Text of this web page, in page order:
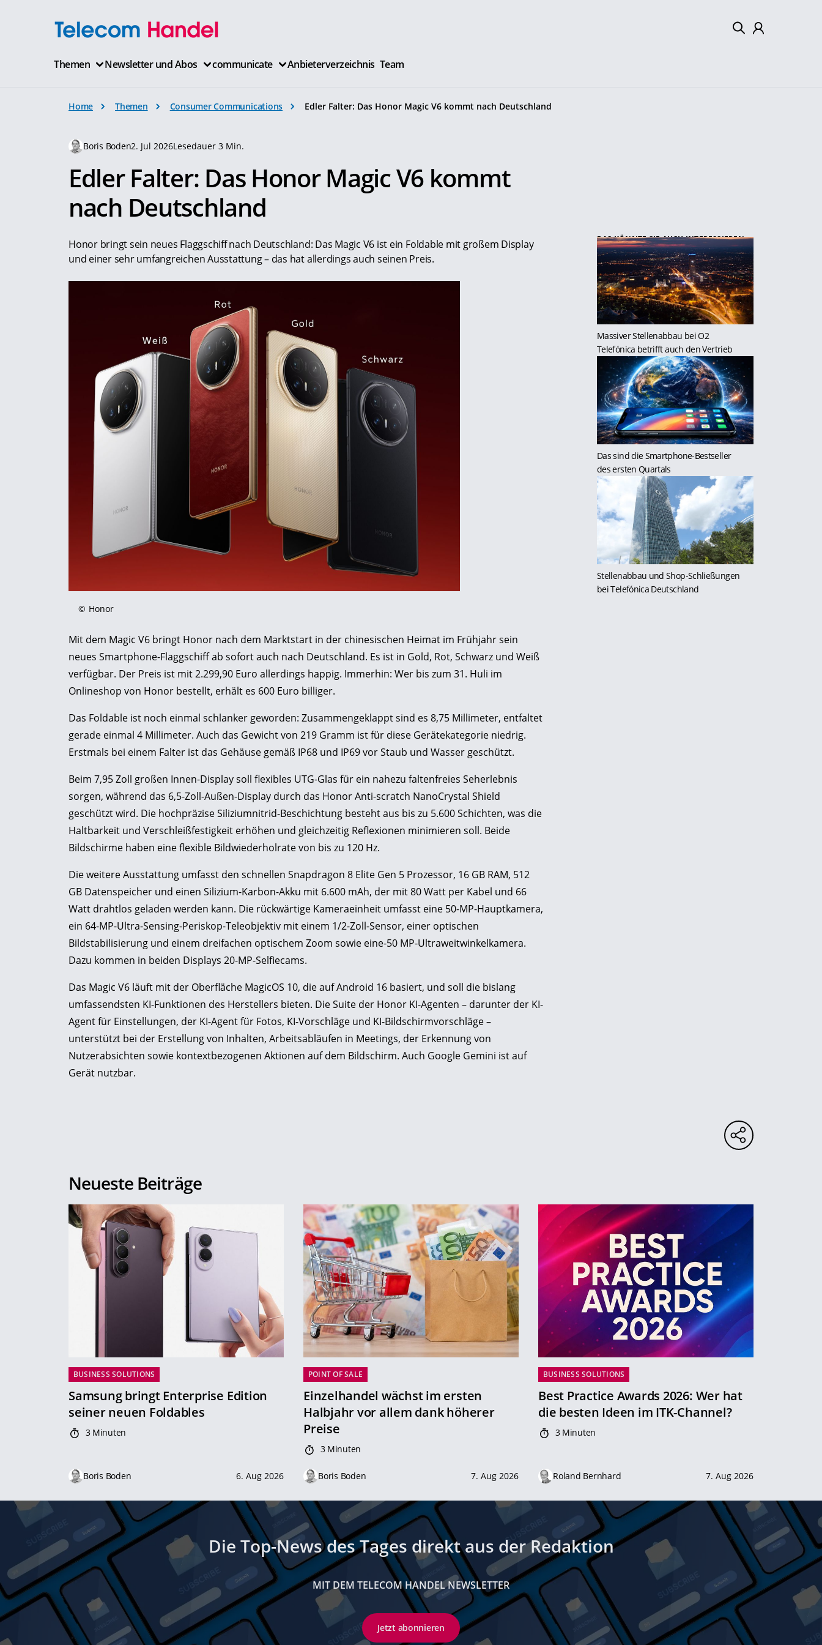
Themen Newsletter und Abos communicate Anbieterverzeichnis Team
Home Themen Consumer Communications Edler Falter: Das Honor Magic V6 kommt nach Deutschland
Boris Boden2. Jul 2026Lesedauer 3 Min.
Edler Falter: Das Honor Magic V6 kommt
nach Deutschland
Honor bringt sein neues Flaggschiff nach Deutschland: Das Magic V6 ist ein Foldable mit großem Display
und einer sehr umfangreichen Ausstattung – das hat allerdings auch seinen Preis.
© Honor
Mit dem Magic V6 bringt Honor nach dem Marktstart in der chinesischen Heimat im Frühjahr sein
neues Smartphone-Flaggschiff ab sofort auch nach Deutschland. Es ist in Gold, Rot, Schwarz und Weiß
verfügbar. Der Preis ist mit 2.299,90 Euro allerdings happig. Immerhin: Wer bis zum 31. Huli im
Onlineshop von Honor bestellt, erhält es 600 Euro billiger.
Das Foldable ist noch einmal schlanker geworden: Zusammengeklappt sind es 8,75 Millimeter, entfaltet
gerade einmal 4 Millimeter. Auch das Gewicht von 219 Gramm ist für diese Gerätekategorie niedrig.
Erstmals bei einem Falter ist das Gehäuse gemäß IP68 und IP69 vor Staub und Wasser geschützt.
Beim 7,95 Zoll großen Innen-Display soll flexibles UTG-Glas für ein nahezu faltenfreies Seherlebnis
sorgen, während das 6,5-Zoll-Außen-Display durch das Honor Anti-scratch NanoCrystal Shield
geschützt wird. Die hochpräzise Siliziumnitrid-Beschichtung besteht aus bis zu 5.600 Schichten, was die
Haltbarkeit und Verschleißfestigkeit erhöhen und gleichzeitig Reflexionen minimieren soll. Beide
Bildschirme haben eine flexible Bildwiederholrate von bis zu 120 Hz.
Die weitere Ausstattung umfasst den schnellen Snapdragon 8 Elite Gen 5 Prozessor, 16 GB RAM, 512
GB Datenspeicher und einen Silizium-Karbon-Akku mit 6.600 mAh, der mit 80 Watt per Kabel und 66
Watt drahtlos geladen werden kann. Die rückwärtige Kameraeinheit umfasst eine 50-MP-Hauptkamera,
ein 64-MP-Ultra-Sensing-Periskop-Teleobjektiv mit einem 1/2-Zoll-Sensor, einer optischen
Bildstabilisierung und einem dreifachen optischem Zoom sowie eine-50 MP-Ultraweitwinkelkamera.
Dazu kommen in beiden Displays 20-MP-Selfiecams.
Das Magic V6 läuft mit der Oberfläche MagicOS 10, die auf Android 16 basiert, und soll die bislang
umfassendsten KI-Funktionen des Herstellers bieten. Die Suite der Honor KI-Agenten – darunter der KI-
Agent für Einstellungen, der KI-Agent für Fotos, KI-Vorschläge und KI-Bildschirmvorschläge –
unterstützt bei der Erstellung von Inhalten, Arbeitsabläufen in Meetings, der Erkennung von
Nutzerabsichten sowie kontextbezogenen Aktionen auf dem Bildschirm. Auch Google Gemini ist auf
Gerät nutzbar.
DAS KÖNNTE SIE AUCH INTERESSIEREN:
Massiver Stellenabbau bei O2
Telefónica betrifft auch den Vertrieb
Das sind die Smartphone-Bestseller
des ersten Quartals
Stellenabbau und Shop-Schließungen
bei Telefónica Deutschland
Neueste Beiträge
BUSINESS SOLUTIONS
Samsung bringt Enterprise Edition
seiner neuen Foldables
3 Minuten
Boris Boden 6. Aug 2026
POINT OF SALE
Einzelhandel wächst im ersten
Halbjahr vor allem dank höherer
Preise
3 Minuten
Boris Boden 7. Aug 2026
BUSINESS SOLUTIONS
Best Practice Awards 2026: Wer hat
die besten Ideen im ITK-Channel?
3 Minuten
Roland Bernhard 7. Aug 2026
Die Top-News des Tages direkt aus der Redaktion
MIT DEM TELECOM HANDEL NEWSLETTER
Jetzt abonnieren